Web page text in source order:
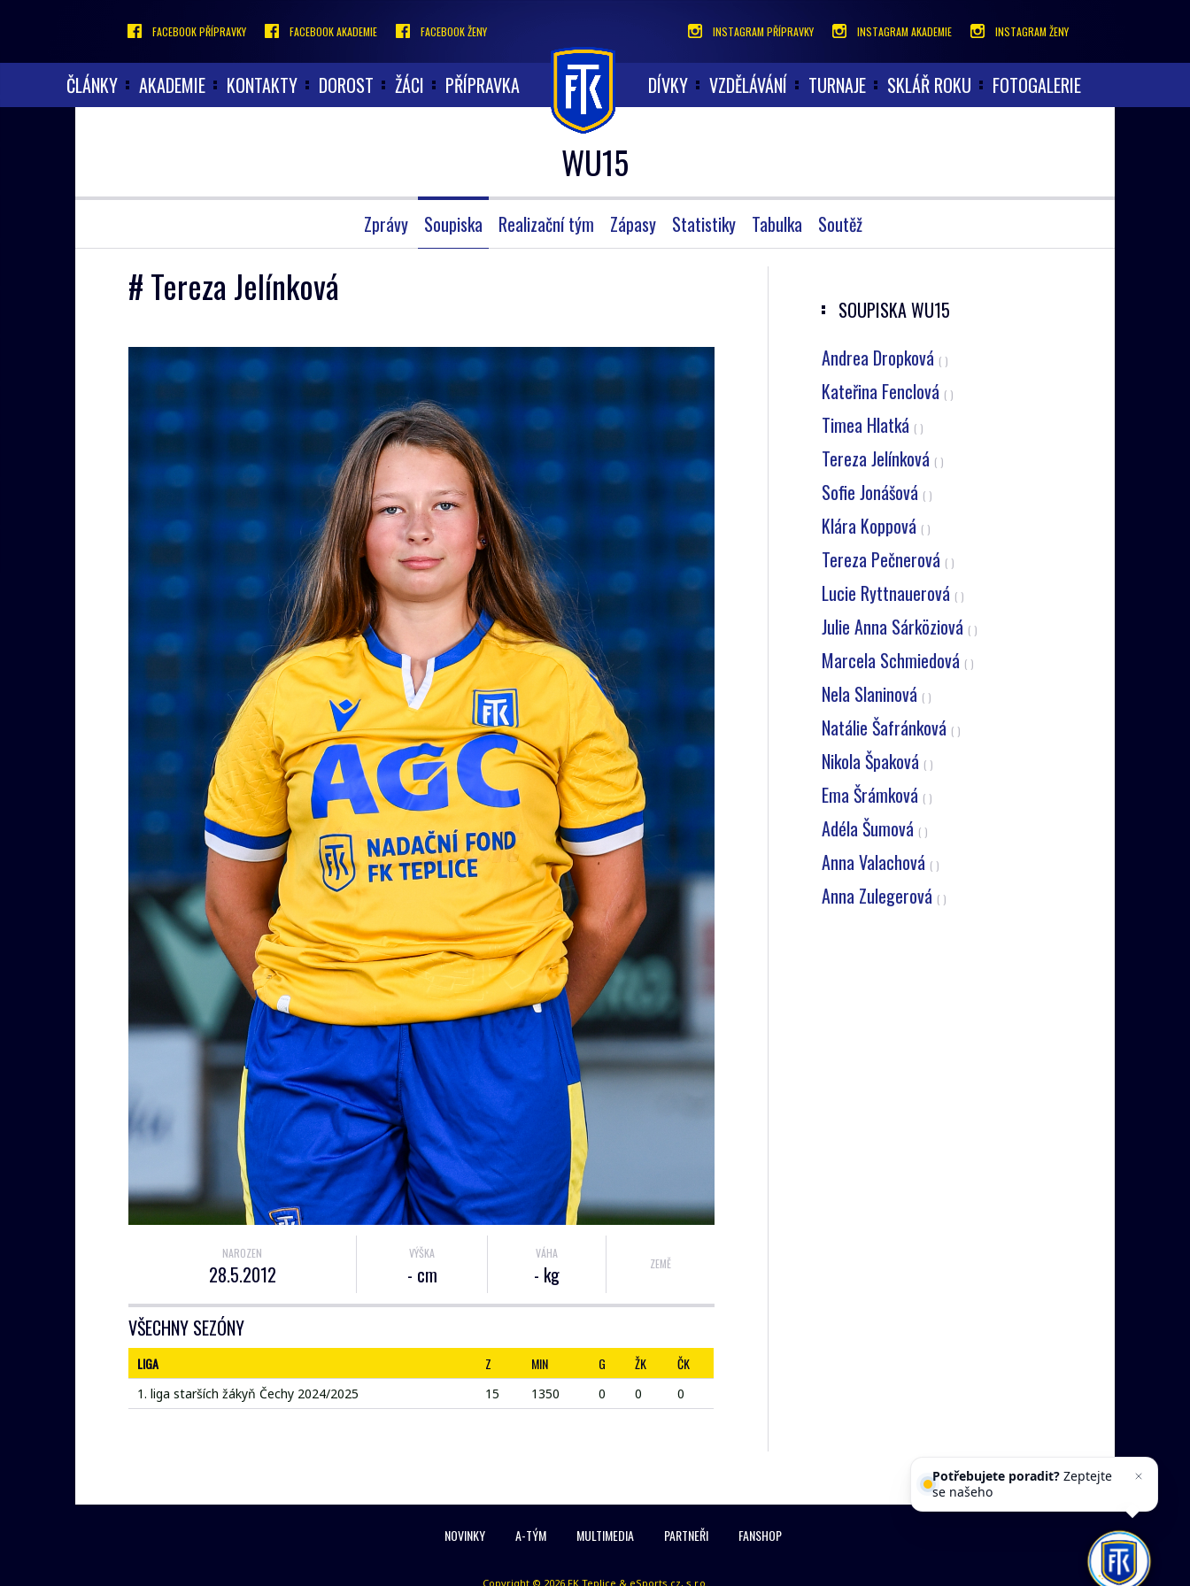
FACEBOOK PŘÍPRAVKY FACEBOOK AKADEMIE FACEBOOK ŽENY INSTAGRAM PŘÍPRAVKY INSTAGRAM AKADEMIE INSTAGRAM ŽENY
ČLÁNKY AKADEMIE KONTAKTY DOROST ŽÁCI PŘÍPRAVKA DÍVKY VZDĚLÁVÁNÍ TURNAJE SKLÁŘ ROKU FOTOGALERIE
WU15
Zprávy Soupiska Realizační tým Zápasy Statistiky Tabulka Soutěž
# Tereza Jelínková
NAROZEN
28.5.2012
VÝŠKA
- cm
VÁHA
- kg ZEMĚ
VŠECHNY SEZÓNY
LIGA Z MIN G ŽK ČK
1. liga starších žákyň Čechy 2024/2025 15 1350 0 0 0
SOUPISKAWU15
Andrea Dropková ( )
Kateřina Fenclová ( )
Timea Hlatká ( )
Tereza Jelínková ( )
Sofie Jonášová ( )
Klára Koppová ( )
Tereza Pečnerová ( )
Lucie Ryttnauerová ( )
Julie Anna Sárköziová ( )
Marcela Schmiedová ( )
Nela Slaninová ( )
Natálie Šafránková ( )
Nikola Špaková ( )
Ema Šrámková ( )
Adéla Šumová ( )
Anna Valachová ( )
Anna Zulegerová ( )
NOVINKY A-TÝM MULTIMEDIA PARTNEŘI FANSHOP
Copyright © 2026 FK Teplice & eSports.cz, s.r.o.
Potřebujete poradit?Zeptejte
se našeho asistenta